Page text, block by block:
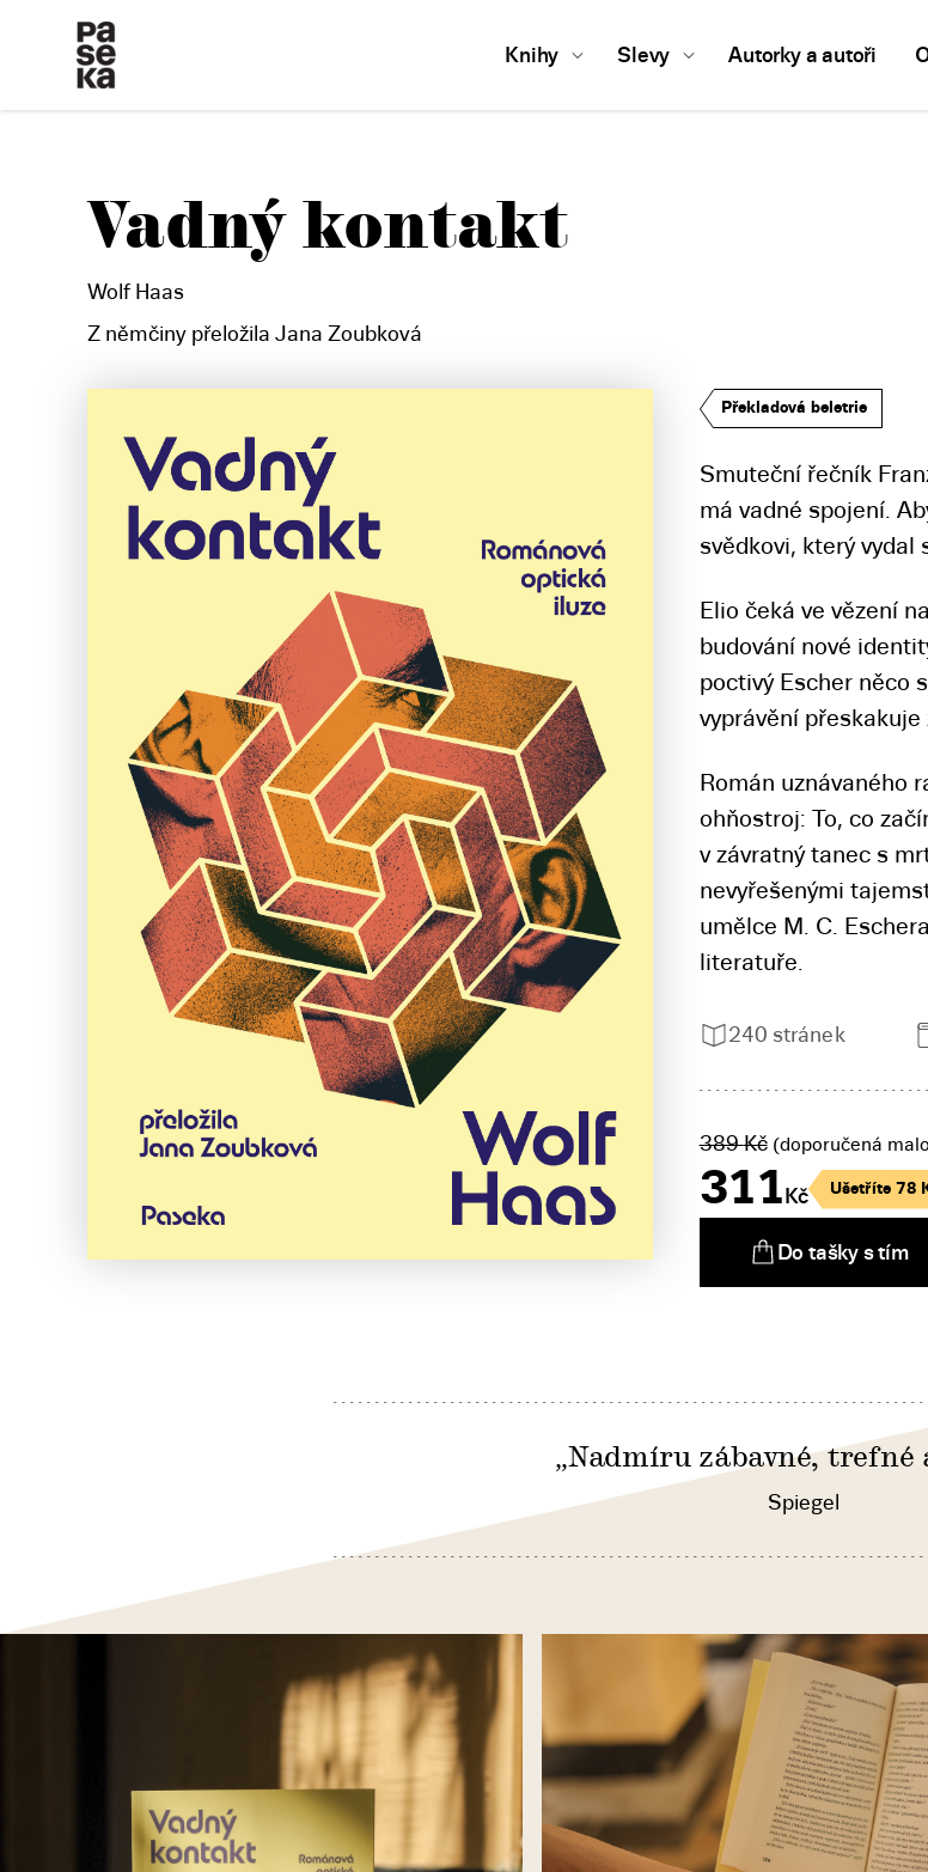
Knihy Slevy Autorky a autoři
Vadný kontakt
Wolf Haas
Z němčiny přeložila Jana Zoubková
Překladová beletrie
Smuteční řečník
má vadné spojení.
svědkovi, který
Elio čeká ve vězení
budování nové
poctivý Escher něco
vyprávění
Román uznávaného
ohňostroj: To, co
v závratný tanec s
nevyřešenými
umělce M. C.
literatuře.
240 stránek
311 Kč
389Kč (doporučená
Ušetříte 78
Do tašky s tím
„Nadmíru zábavné, trefné
Spiegel